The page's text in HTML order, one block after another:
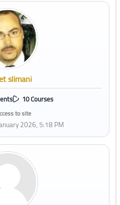
slimani
10 Courses
to site
2026, 5:18 PM